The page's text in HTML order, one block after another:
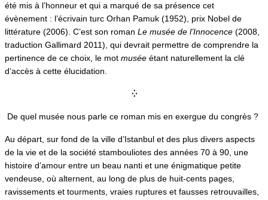
été mis à l’honneur et qui a marqué de sa présence cet
évènement : l’écrivain turc Orhan Pamuk (1952), prix Nobel de
littérature (2006). C’est son roman Le musée de l’Innocence (2008,
traduction Gallimard 2011), qui devrait permettre de comprendre la
pertinence de ce choix, le mot musée étant naturellement la clé
d’accès à cette élucidation.
⁛
De quel musée nous parle ce roman mis en exergue du congrès ?
Au départ, sur fond de la ville d’Istanbul et des plus divers aspects
de la vie et de la société stambouliotes des années 70 à 90, une
histoire d’amour entre un beau nanti et une énigmatique petite
vendeuse, où alternent, au long de plus de huit-cents pages,
ravissements et tourments, vraies ruptures et fausses retrouvailles,